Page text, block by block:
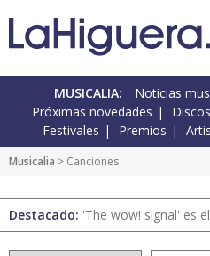
MUSICALIA: Noticias
Próximas novedades
Festivales
Premios
Musicalia > Canciones
Destacado: 'The wow! signal' es